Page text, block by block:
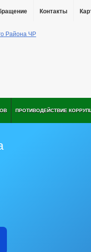
Контакты
ПРОТИВОДЕЙСТВИЕ